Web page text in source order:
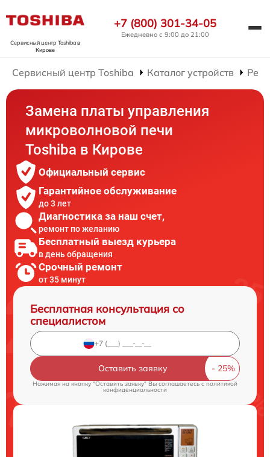
Сервисный центр Toshibaв
Кирове
+7 (800) 301-34-05
Ежедневно с 9:00 до 21:00
Сервисный центр Toshiba Каталог устройств
Замена платы управления
микроволновой печи
Toshiba в Кирове
Официальный сервис
Гарантийное обслуживание
до 3 лет
Диагностика за наш счет,
ремонт по желанию
Бесплатный выезд курьера
в день обращения
Срочный ремонт
от 35 минут
Бесплатная консультация со
специалистом
Оставить заявку
Нажимая на кнопку "Оставить заявку" Вы соглашаетесь cполитикой
конфиденциальности